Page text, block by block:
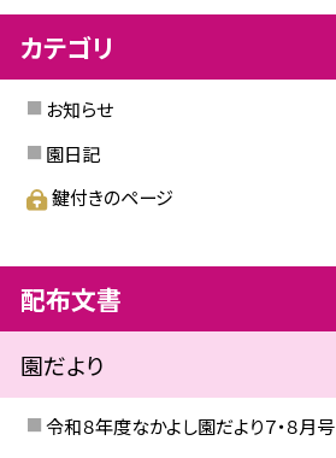
カテゴリ
お知らせ
園日記
鍵付きのページ
配布文書
園だより
令和８年度なかよし園だより７・８月号